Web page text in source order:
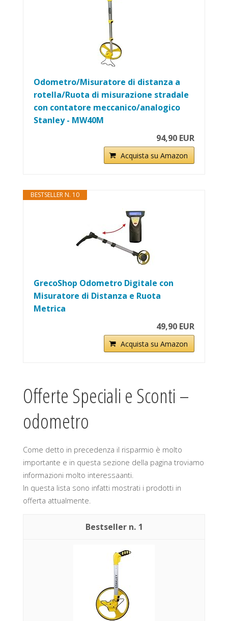
Odometro/Misuratore di distanza a
rotella/Ruota di misurazione stradale
con contatore meccanico/analogico
Stanley - MW40M
94,90 EUR
Acquista su Amazon
BESTSELLER N. 10
GrecoShop Odometro Digitale con
Misuratore di Distanza e Ruota
Metrica
49,90 EUR
Acquista su Amazon
Offerte Speciali e Sconti –
odometro
Come detto in precedenza il risparmio è molto
importante e in questa sezione della pagina troviamo
informazioni molto interessaanti.
In questa lista sono infatti mostrati i prodotti in
offerta attualmente.
1